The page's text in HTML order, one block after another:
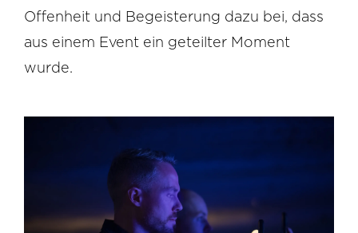
Offenheit und Begeisterung dazu bei, dass
aus einem Event ein geteilter Moment
wurde.